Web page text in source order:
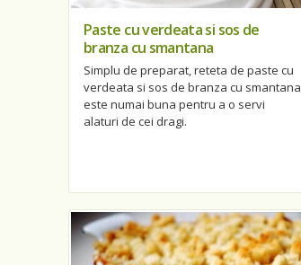
Paste cu verdeata si sos de
branza cu smantana
Simplu de preparat, reteta de paste cu
verdeata si sos de branza cu smantana
este numai buna pentru a o servi
alaturi de cei dragi.